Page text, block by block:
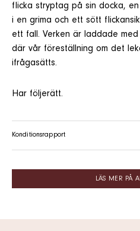
flicka stryptag på sin docka,
i en grima och ett sött
ett fall. Verken är laddade
där vår föreställning om det
ifrågasätts.
Har följerätt.
Konditionsrapport
LÄS MER PÅ